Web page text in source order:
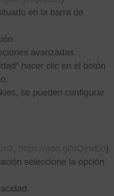
en la barra de
avanzadas.
hacer clic en el botón
se pueden configurar
,
)
seleccione la opción